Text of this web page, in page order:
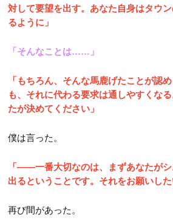
対して要望を出す。あなた自身はタウ
るように」
「そんなことは……」
「もちろん、そんな馬鹿げたことが認
も、それに代わる要求は通しやすくな
たが決めてください」
僕は言った。
「――一番大切なのは、まずあなたが
出るということです。それをお願いした
再び間があった。